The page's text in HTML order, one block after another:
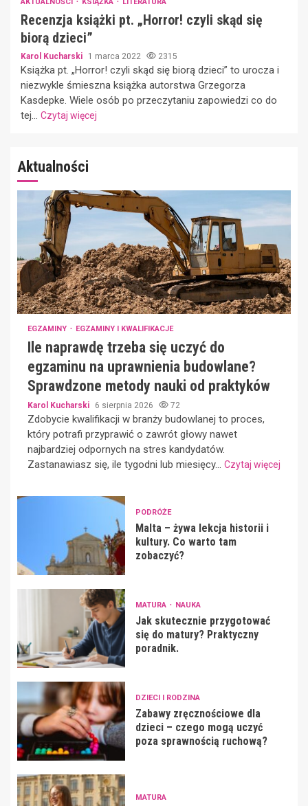
Recenzja książki pt. „Horror! czyli skąd się
biorą dzieci”
Karol Kucharski 1 marca 2022 2315
Książka pt. „Horror! czyli skąd się biorą dzieci” to urocza i
niezwykle śmieszna książka autorstwa Grzegorza
Kasdepke. Wiele osób po przeczytaniu zapowiedzi co do
tej... Czytaj więcej
Aktualności
EGZAMINY EGZAMINY I KWALIFIKACJE
Ile naprawdę trzeba się uczyć do
egzaminu na uprawnienia budowlane?
Sprawdzone metody nauki od praktyków
Karol Kucharski 6 sierpnia 2026 72
Zdobycie kwalifikacji w branży budowlanej to proces,
który potrafi przyprawić o zawrót głowy nawet
najbardziej odpornych na stres kandydatów.
Zastanawiasz się, ile tygodni lub miesięcy... Czytaj więcej
PODRÓŻE
Malta – żywa lekcja historii i
kultury. Co warto tam
zobaczyć?
MATURA NAUKA
Jak skutecznie przygotować
się do matury? Praktyczny
poradnik.
DZIECI I RODZINA
Zabawy zręcznościowe dla
dzieci – czego mogą uczyć
poza sprawnością ruchową?
MATURA